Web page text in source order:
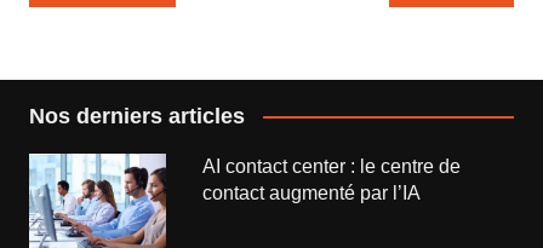
de
Nos derniers articles
AI contact center : le centre de
contact augmenté par l’IA